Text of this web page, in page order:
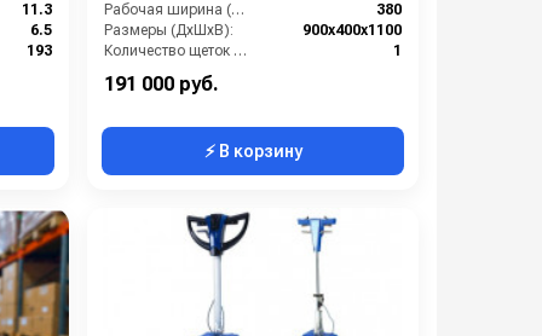
11.3
6.5
193
Рабочая ширина (мм):
380
Размеры (ДхШхВ):
900х400х1100
Количество щеток (шт):
1
191 000 руб.
⚡ В корзину